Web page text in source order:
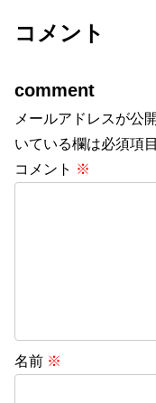
コメント
comment
メールアドレスが公
いている欄は必須項
コメント ※
名前 ※